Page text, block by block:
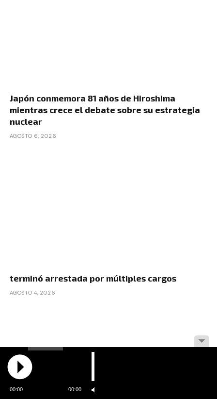
Japón conmemora 81 años de Hiroshima
mientras crece el debate sobre su estrategia
nuclear
AGOSTO 6, 2026
terminó arrestada por múltiples cargos
AGOSTO 4, 2026
00:00 00:00